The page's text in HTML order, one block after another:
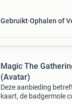
Gebruikt Ophalen of
Magic The
(Avatar)
Deze aanbieding
kaart, de badgermole